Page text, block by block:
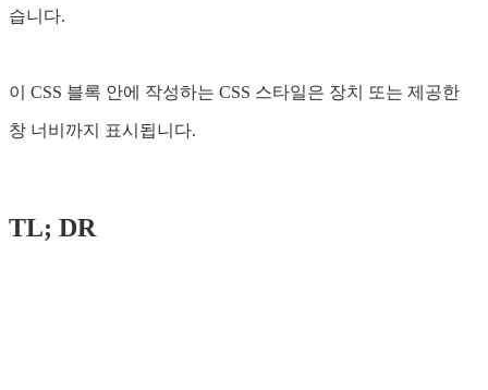
습니다.
이 CSS 블록 안에 작성하는 CSS 스타일은 장치 또는 제공한
창 너비까지 표시됩니다.
TL; DR